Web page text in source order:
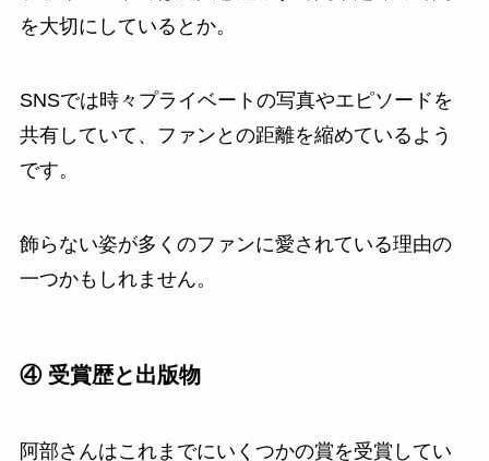
を大切にしているとか。
SNSでは時々プライベートの写真やエピソードを
共有していて、ファンとの距離を縮めているよう
です。
飾らない姿が多くのファンに愛されている理由の
一つかもしれません。
④ 受賞歴と出版物
阿部さんはこれまでにいくつかの賞を受賞してい